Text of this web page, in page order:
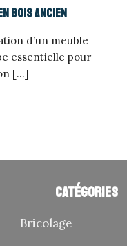
bois ancien
d’un meuble
essentielle pour
[...]
Catégories
Bricolage